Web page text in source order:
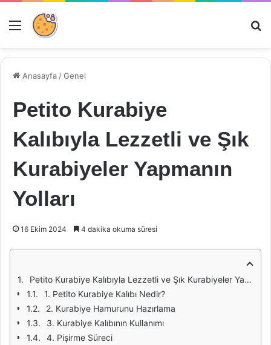
Menü
Anasayfa /Genel
Petito Kurabiye
Kalıbıyla Lezzetli ve Şık
Kurabiyeler Yapmanın
Yolları
16 Ekim 2024 4 dakika okuma süresi
Petito Kurabiye Kalıbıyla Lezzetli ve Şık Kurabiyeler Yapmanın Yolları
1. Petito Kurabiye Kalıbı Nedir?
2. Kurabiye Hamurunu Hazırlama
3. Kurabiye Kalıbının Kullanımı
4. Pişirme Süreci